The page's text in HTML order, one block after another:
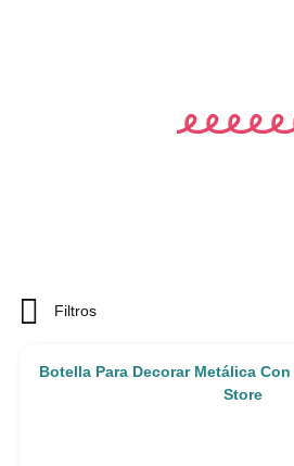
Filtros
Botella Para Decorar Metálica
Store